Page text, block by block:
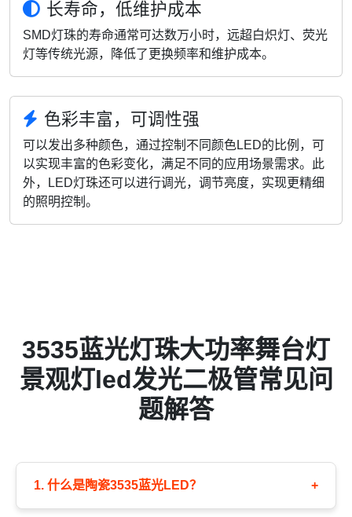
长寿命，低维护成本
SMD灯珠的寿命通常可达数万小时，远超白炽灯、荧光
灯等传统光源，降低了更换频率和维护成本。
色彩丰富，可调性强
可以发出多种颜色，通过控制不同颜色LED的比例，可
以实现丰富的色彩变化，满足不同的应用场景需求。此
外，LED灯珠还可以进行调光，调节亮度，实现更精细
的照明控制。
3535蓝光灯珠大功率舞台灯
景观灯led发光二极管常见问
题解答
1. 什么是陶瓷3535蓝光LED？ +